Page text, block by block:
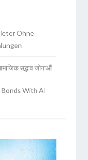
Ohne
सद्भाव जोगाऔं
With AI